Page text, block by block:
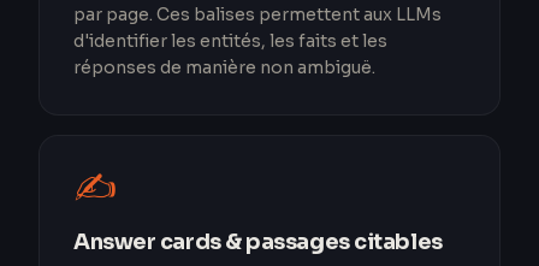
par page. Ces balises permettent aux LLMs
d'identifier les entités, les faits et les
réponses de manière non ambiguë.
✍️
Answer cards & passages citables